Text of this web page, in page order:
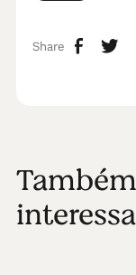
Share